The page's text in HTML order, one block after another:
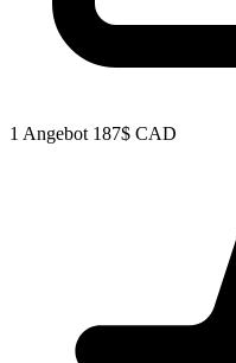
1 Angebot 187$ CAD